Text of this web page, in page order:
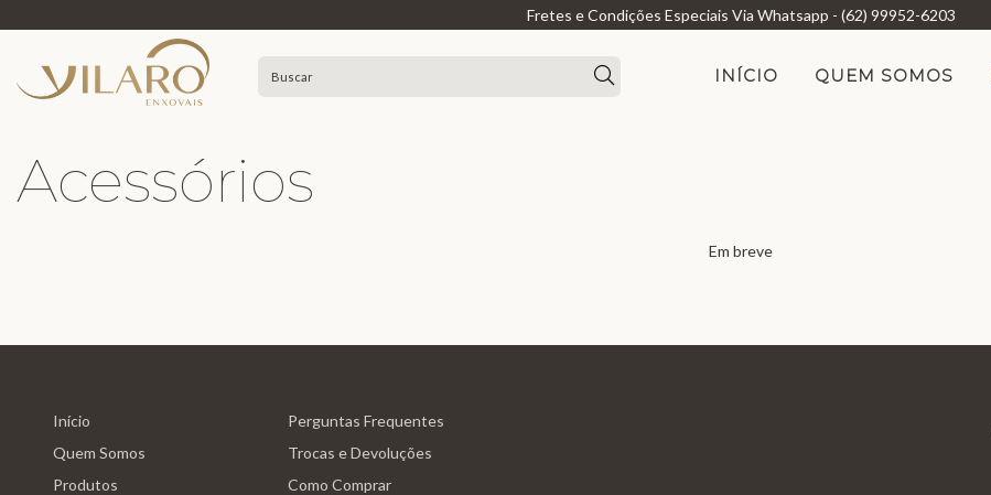
Fretes e Condições Especiais Via Whatsapp - (62) 99952-6203
INÍCIO QUEM SOMOS
Acessórios
Em breve
Início
Quem Somos
Produtos
Perguntas Frequentes
Trocas e Devoluções
Como Comprar